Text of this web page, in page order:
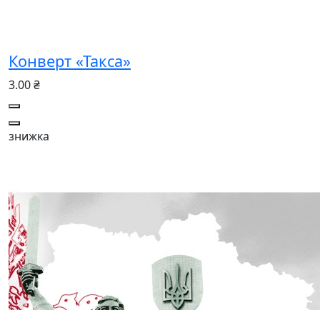
Конверт «Такса»
3.00 ₴
знижка